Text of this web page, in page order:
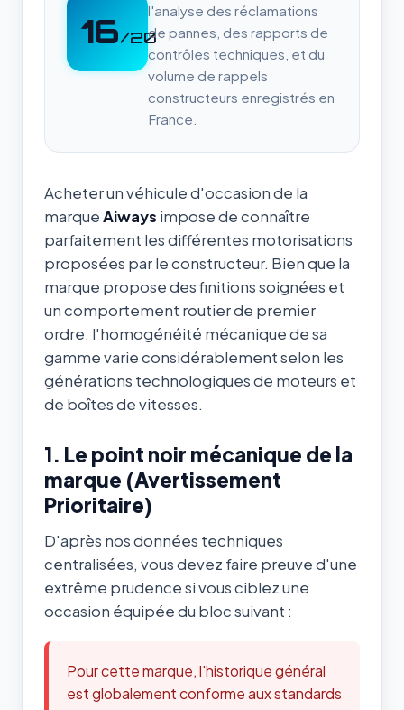
16/20
l'analyse des réclamations
de pannes, des rapports de
contrôles techniques, et du
volume de rappels
constructeurs enregistrés en
France.
Acheter un véhicule d'occasion de la
marqueAiways impose de connaître
parfaitement les différentes motorisations
proposées par le constructeur. Bien que la
marque propose des finitions soignées et
un comportement routier de premier
ordre, l'homogénéité mécanique de sa
gamme varie considérablement selon les
générations technologiques de moteurs et
de boîtes de vitesses.
1. Le point noir mécanique de la
marque (Avertissement
Prioritaire)
D'après nos données techniques
centralisées, vous devez faire preuve d'une
extrême prudence si vous ciblez une
occasion équipée du bloc suivant :
Pour cette marque, l'historique général
est globalement conforme aux standards